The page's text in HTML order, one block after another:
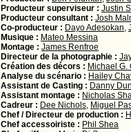
Producteur superviseur : Justin
Producteur consultant : Josh
Co-producteur : Dayo Adesokan,
Musique : Mateo Messina
Montage : James Renfroe
Directeur de la photographie :
Création des décors : Michael G.
Analyse du scénario : Hailey
Assistant de Casting : Danny
Assistant montage : Nicholas
Cadreur : Dee Nichols, Miguel
Chef / Directeur de production :
Chef accessoiriste : Phil Shea